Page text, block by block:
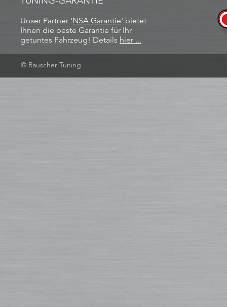
Unser Partner 'NSA Garantie​' bietet
Ihnen die beste Garantie für Ihr
getuntes Fahrzeug! Details hier ...
© Rauscher Tuning